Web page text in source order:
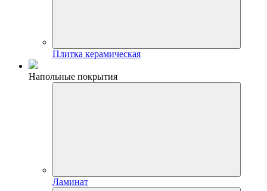
Плитка керамическая
Напольные покрытия
Ламинат